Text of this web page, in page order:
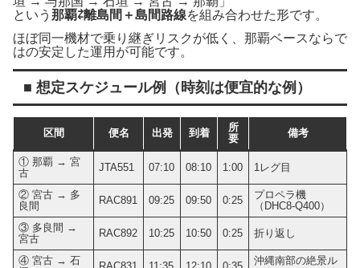
という 那覇⇄離島間＋島間路線を組み合わせた形です。
ほぼ同一機材で乗り継ぎリスクが低く、那覇ベースならで
はの安定した運用が可能です。
■ 想定スケジュール例（時刻は便宜的な例）
区間 便名 出発 到着
所
要
備考
① 那覇 → 宮
古
JTA551 07:10 08:10 1:00 1レグ目
② 宮古 → 多
良間
RAC891 09:25 09:50 0:25
プロペラ機
（DHC8-Q400）
③ 多良間 →
宮古
RAC892 10:25 10:50 0:25 折り返し
④ 宮古 → 石
沖縄南部の絶景ル